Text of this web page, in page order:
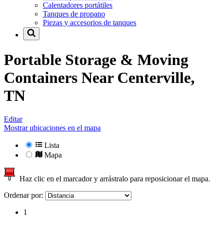
Calentadores portátiles
Tanques de propano
Piezas y accesorios de tanques
Portable Storage & Moving
Containers Near Centerville,
TN
Editar
Mostrar ubicaciones en el mapa
Lista
Mapa
Haz clic en el marcador y arrástralo para reposicionar el mapa.
Ordenar por:
1